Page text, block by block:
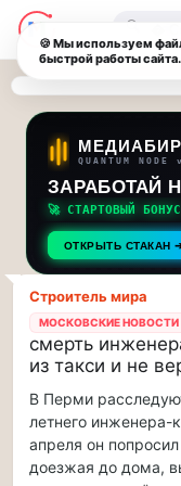
Последние
новости
и
обновления
потока:
Друзья,
приглашаем
на
прогулку
по
Москве
Друзья,
приглашаем
на
музыкальную
—
и
🔍
QUANTUM NODE
ЗАРАБОТАЙ
🚀 СТАРТОВЫЙ
ОТКРЫТЬ СТАКАН
Строитель мира
МОСКОВСКИЕ НОВОСТИ
смерть
из такси и не
В Перми
летнего инженера-
апреля он
доезжая до дома,
🍪 Мы используем
быстрой работы сайта.